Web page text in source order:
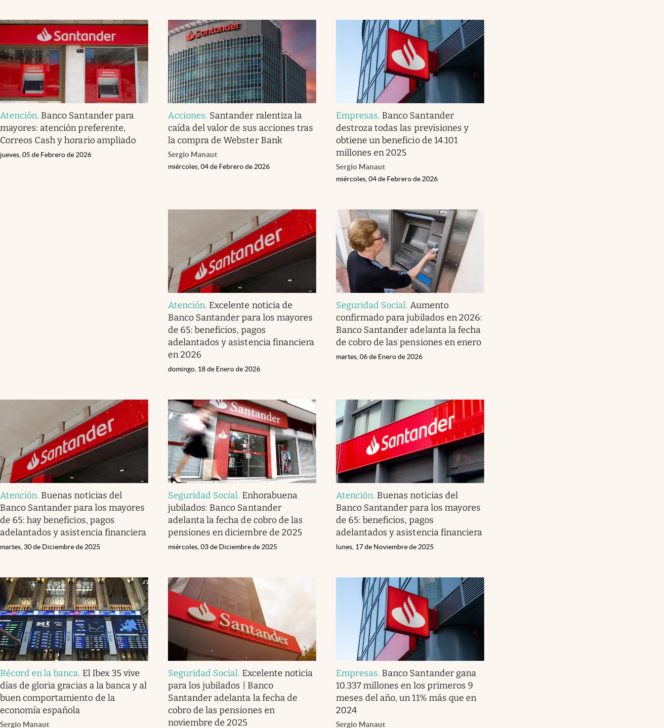
Atención. Banco Santander para
mayores: atención preferente,
Correos Cash y horario ampliado
jueves, 05 de Febrero de 2026
Acciones. Santander ralentiza la
caída del valor de sus acciones tras
la compra de Webster Bank
Sergio Manaut
miércoles, 04 de Febrero de 2026
Empresas. Banco Santander
destroza todas las previsiones y
obtiene un beneficio de 14.101
millones en 2025
Sergio Manaut
miércoles, 04 de Febrero de 2026
Atención. Excelente noticia de
Banco Santander para los mayores
de 65: beneficios, pagos
adelantados y asistencia financiera
en 2026
domingo, 18 de Enero de 2026
Seguridad Social. Aumento
confirmado para jubilados en 2026:
Banco Santander adelanta la fecha
de cobro de las pensiones en enero
martes, 06 de Enero de 2026
Atención. Buenas noticias del
Banco Santander para los mayores
de 65: hay beneficios, pagos
adelantados y asistencia financiera
martes, 30 de Diciembre de 2025
Seguridad Social. Enhorabuena
jubilados: Banco Santander
adelanta la fecha de cobro de las
pensiones en diciembre de 2025
miércoles, 03 de Diciembre de 2025
Atención. Buenas noticias del
Banco Santander para los mayores
de 65: beneficios, pagos
adelantados y asistencia financiera
lunes, 17 de Noviembre de 2025
Récord en la banca. El Ibex 35 vive
días de gloria gracias a la banca y al
buen comportamiento de la
economía española
Sergio Manaut
Seguridad Social. Excelente noticia
para los jubilados | Banco
Santander adelanta la fecha de
cobro de las pensiones en
noviembre de 2025
Empresas. Banco Santander gana
10.337 millones en los primeros 9
meses del año, un 11% más que en
2024
Sergio Manaut